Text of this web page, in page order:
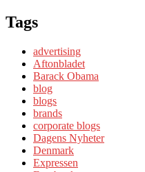
Tags
advertising
Aftonbladet
Barack Obama
blog
blogs
brands
corporate blogs
Dagens Nyheter
Denmark
Expressen